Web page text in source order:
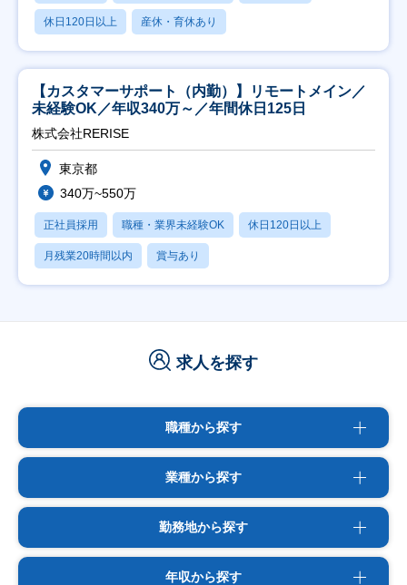
休日120日以上 産休・育休あり
【カスタマーサポート（内勤）】リモートメイン／
未経験OK／年収340万～／年間休日125日
株式会社RERISE
東京都
340万~550万
正社員採用 職種・業界未経験OK 休日120日以上
月残業20時間以内 賞与あり
求人を探す
職種から探す
業種から探す
勤務地から探す
年収から探す